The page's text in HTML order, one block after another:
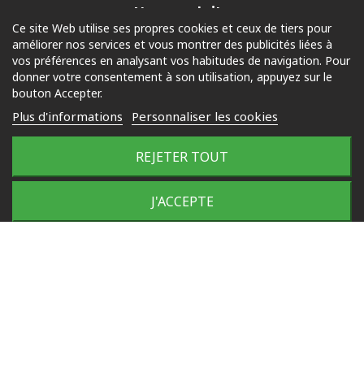
Nos produits
Piscine
Jardin
Outdoor
© 2025 Tous droits réservés
Plan du site
Ce site Web utilise ses propres cookies et ceux de tiers pour
améliorer nos services et vous montrer des publicités liées à
vos préférences en analysant vos habitudes de navigation. Pour
donner votre consentement à son utilisation, appuyez sur le
bouton Accepter.
Plus d'informations Personnaliser les cookies
REJETER TOUT
J'ACCEPTE